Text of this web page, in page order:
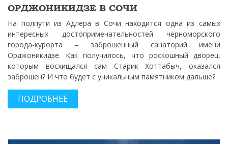
ОРДЖОНИКИДЗЕ В СОЧИ
На полпути из Адлера в Сочи находится одна из самых
интересных достопримечательностей черноморского
города-курорта – заброшенный санаторий имени
Орджоникидзе. Как получилось, что роскошный дворец,
которым восхищался сам Старик Хоттабыч, оказался
заброшен? И что будет с уникальным памятником дальше?
ПОДРОБНЕЕ